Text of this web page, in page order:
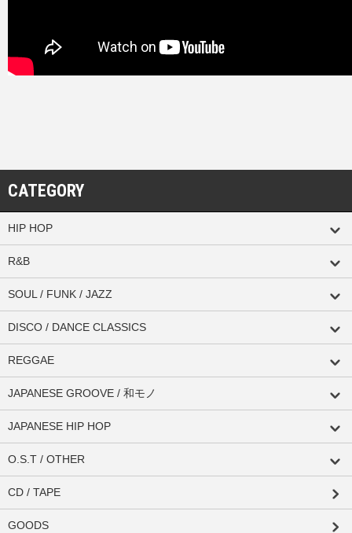
CATEGORY
HIP HOP
R&B
SOUL / FUNK / JAZZ
DISCO / DANCE CLASSICS
REGGAE
JAPANESE GROOVE / 和モノ
JAPANESE HIP HOP
O.S.T / OTHER
CD / TAPE
GOODS